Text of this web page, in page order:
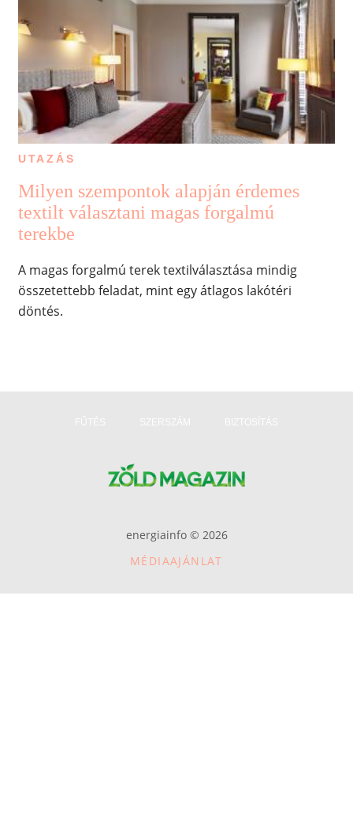
UTAZÁS
Milyen szempontok alapján érdemes
textilt választani magas forgalmú
terekbe
A magas forgalmú terek textilválasztása mindig
összetettebb feladat, mint egy átlagos lakótéri
döntés.
energiainfo © 2026
MÉDIAAJÁNLAT